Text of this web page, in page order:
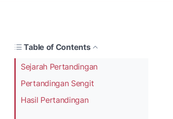
Table of Contents
Sejarah Pertandingan
Pertandingan Sengit
Hasil Pertandingan